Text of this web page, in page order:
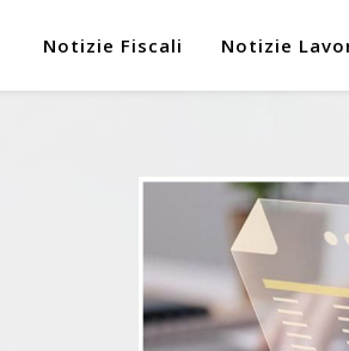
Notizie Fiscali Notizie